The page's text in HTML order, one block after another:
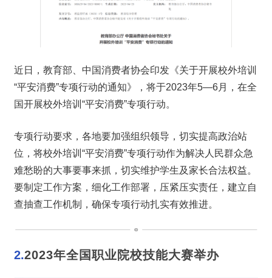
近日，教育部、中国消费者协会印发《关于开展校外培训
“平安消费”专项行动的通知》，将于2023年5—6月，在全
国开展校外培训“平安消费”专项行动。
专项行动要求，各地要加强组织领导，切实提高政治站
位，将校外培训“平安消费”专项行动作为解决人民群众急
难愁盼的大事要事来抓，切实维护学生及家长合法权益。
要制定工作方案，细化工作部署，压紧压实责任，建立自
查抽查工作机制，确保专项行动扎实有效推进。
2.2023年全国职业院校技能大赛举办